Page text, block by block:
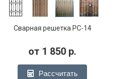
Сварная решетка РС-14
от 1 850 р.
Рассчитать